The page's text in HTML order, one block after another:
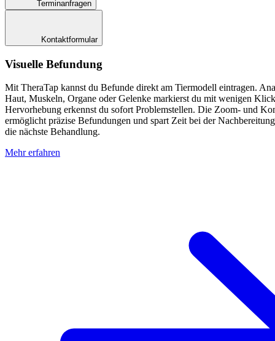
Terminanfragen
Kontaktformular
Visuelle Befundung
Mit TheraTap kannst du Befunde direkt am Tiermodell eintragen.
Haut, Muskeln, Organe oder Gelenke markierst du mit wenigen
Hervorhebung erkennst du sofort Problemstellen. Die Zoom- und
ermöglicht präzise Befundungen und spart Zeit bei der
die nächste Behandlung.
Mehr erfahren